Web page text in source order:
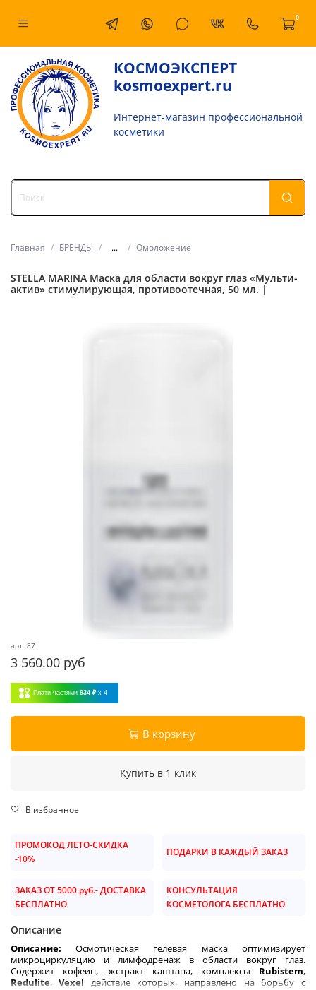
0
КОСМОЭКСПЕРТ
kosmoexpert.ru
Интернет-магазин профессиональной
косметики
Главная БРЕНДЫ ... Омоложение
STELLA MARINA Маска для области вокруг глаз «Мульти-
актив» стимулирующая, противоотечная, 50 мл. |
арт. 87
3 560.00 руб
Плати частями 934 ₽ x 4
В корзину
Купить в 1 клик
В избранное
ПРОМОКОД ЛЕТО-СКИДКА
-10%
ПОДАРКИ В КАЖДЫЙ ЗАКАЗ
ЗАКАЗ ОТ 5000 руб.- ДОСТАВКА
БЕСПЛАТНО
КОНСУЛЬТАЦИЯ
КОСМЕТОЛОГА БЕСПЛАТНО
Описание
Описание: Осмотическая гелевая маска оптимизирует
микроциркуляцию и лимфодренаж в области вокруг глаз.
Содержит кофеин, экстракт каштана, комплексы Rubistem,
Redulite, Vexel действие которых, направлено на борьбу с